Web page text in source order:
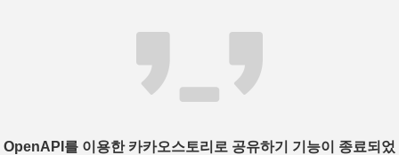
OpenAPI를 이용한 카카오스토리로 공유하기 기능이 종료되었